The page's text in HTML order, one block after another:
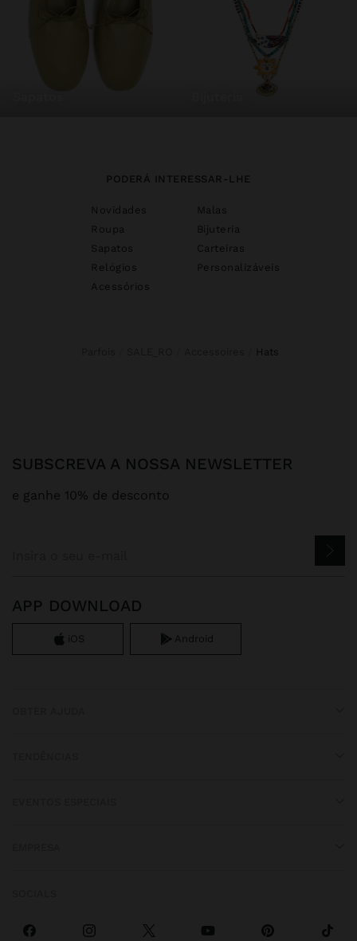
PODERÁ INTERESSAR-LHE
Novidades
Malas
Roupa
Bijuteria
Sapatos
Carteiras
Relógios
Personalizáveis
Acessórios
hats
SUBSCREVA A NOSSA NEWSLETTER
e ganhe 10% de desconto
APP DOWNLOAD
iOS Android